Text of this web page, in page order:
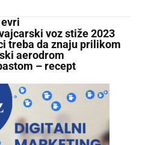
voz stiže 2023
treba da znaju prilikom
aerodrom
– recept